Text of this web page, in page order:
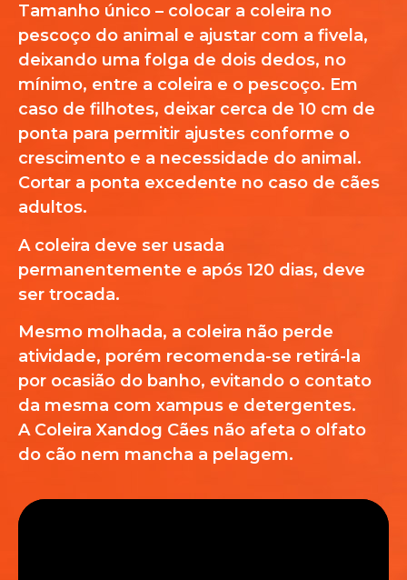
Tamanho único – colocar a coleira no
pescoço do animal e ajustar com a fivela,
deixando uma folga de dois dedos, no
mínimo, entre a coleira e o pescoço. Em
caso de filhotes, deixar cerca de 10 cm de
ponta para permitir ajustes conforme o
crescimento e a necessidade do animal.
Cortar a ponta excedente no caso de cães
adultos.
A coleira deve ser usada
permanentemente e após 120 dias, deve
ser trocada.
Mesmo molhada, a coleira não perde
atividade, porém recomenda-se retirá-la
por ocasião do banho, evitando o contato
da mesma com xampus e detergentes.
A Coleira Xandog Cães não afeta o olfato
do cão nem mancha a pelagem.